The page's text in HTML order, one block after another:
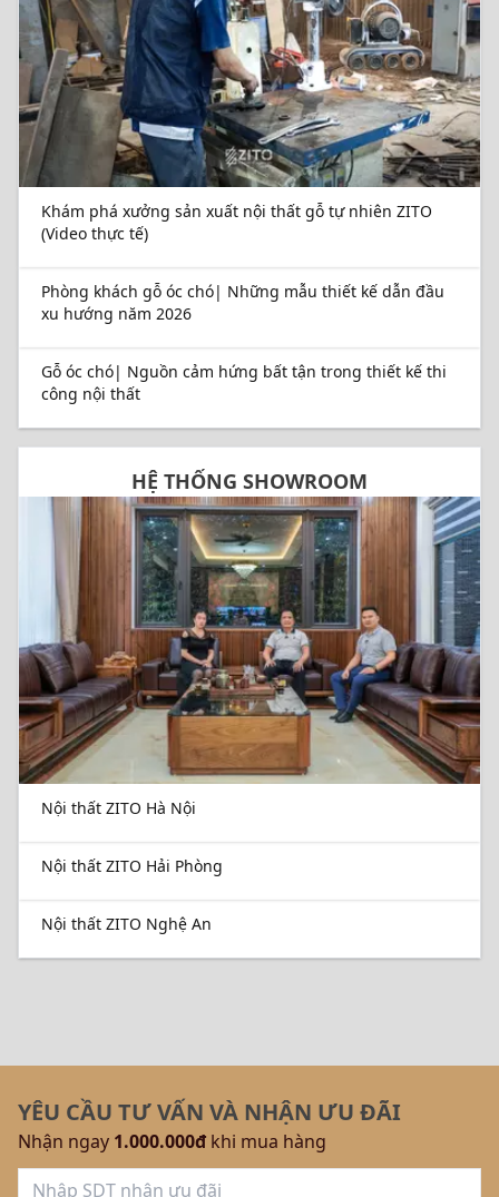
Khám phá xưởng sản xuất nội thất gỗ tự nhiên ZITO
(Video thực tế)
Phòng khách gỗ óc chó| Những mẫu thiết kế dẫn đầu
xu hướng năm 2026
Gỗ óc chó| Nguồn cảm hứng bất tận trong thiết kế thi
công nội thất
HỆ THỐNG SHOWROOM
Nội thất ZITO Hà Nội
Nội thất ZITO Hải Phòng
Nội thất ZITO Nghệ An
YÊU CẦU TƯ VẤN VÀ NHẬN ƯU ĐÃI
Nhận ngay 1.000.000đ khi mua hàng